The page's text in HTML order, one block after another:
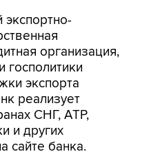
экспортно-
организация,
госполитики
экспорта
реализует
СНГ, АТР,
и других
сайте банка.